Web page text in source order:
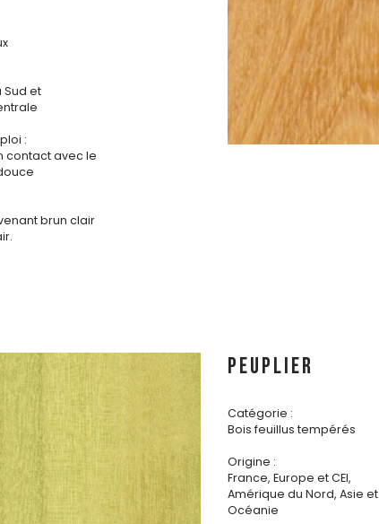
Sud et
:
contact avec le
brun clair
PEUPLIER
Catégorie :
Bois feuillus tempérés
Origine :
France, Europe et CEI,
Amérique du Nord, Asie et
Océanie